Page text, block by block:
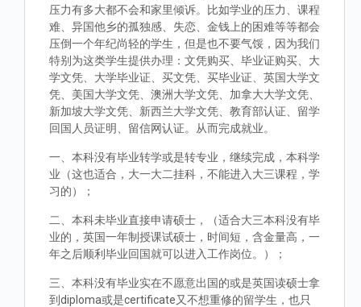
压力有多大都不会和家里倾诉。比如学业的压力、课程
难、异国他乡的孤独感、失恋、金钱上的困难等等都会
压倒一个年纪尚轻的学生，但是也不要气馁，因为我们
特别为这类学生提供办理：文凭购买、毕业证购买、大
学文凭、大学毕业证、买文凭、买毕业证、英国大学文
凭、美国大学文凭、澳洲大学文凭、加拿大大学文凭、
新加坡大学文凭、新西兰大学文凭、教育部认证、留学
回国人员证明、留信网认证。从而完成就业。
一、本科没有毕业转学或是转专业，继续完成，本科学
业（这也适合，大一大二挂科，不能进入大三课程，学
习的）；
二、本科未毕业直接申请硕士，（适合大三本科没有毕
业的，英国一年制授课试硕士，时间短，含金量高，一
年之后顺利毕业回国就可以进入工作岗位。）；
三、本科没有毕业实在不愿意出国的或是英国读硕士拿
到diploma或是certificate又不想重修的留学生，也只